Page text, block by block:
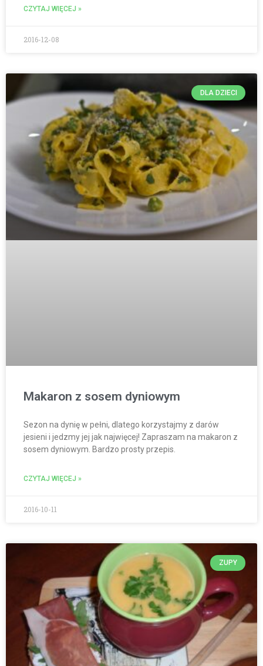
CZYTAJ WIĘCEJ »
2016-12-08
DLA DZIECI
Makaron z sosem dyniowym
Sezon na dynię w pełni, dlatego korzystajmy z darów
jesieni i jedzmy jej jak najwięcej! Zapraszam na makaron z
sosem dyniowym. Bardzo prosty przepis.
CZYTAJ WIĘCEJ »
2016-10-11
ZUPY